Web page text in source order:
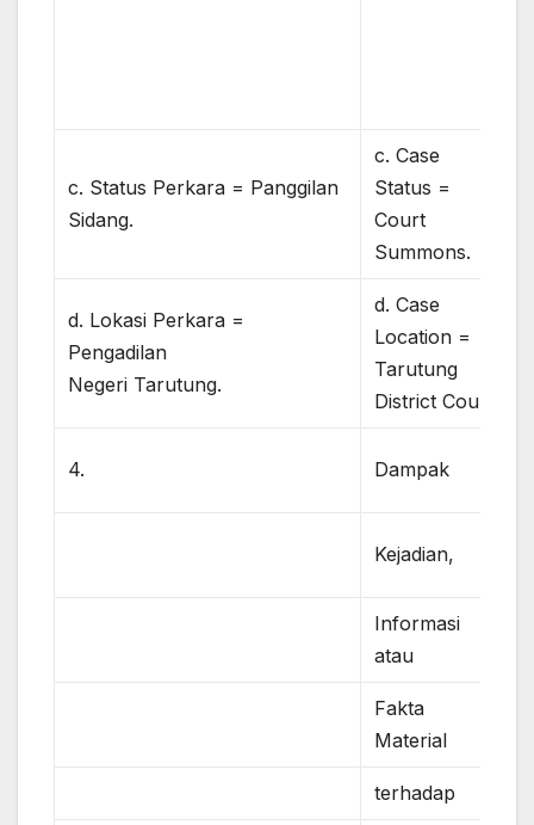
c. Status Perkara = Panggilan
Sidang.
c. Case
Status =
Court
Summons.
d. Lokasi Perkara =
Pengadilan
Negeri Tarutung.
d. Case
Location =
Tarutung
District Court.
4. Dampak
Kejadian,
Informasi
atau
Fakta
Material
terhadap